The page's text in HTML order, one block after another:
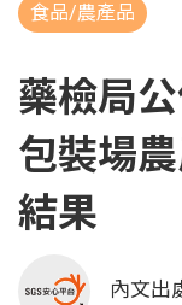
食品/農產品
藥檢局
包裝場
結果
內文出